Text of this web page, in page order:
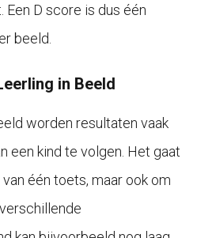
Een D score is dus één
beeld.
in Beeld
worden resultaten vaak
een kind te volgen. Het gaat
één toets, maar ook om